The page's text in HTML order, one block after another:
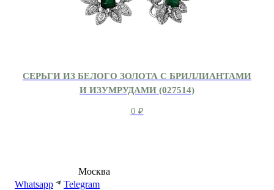
СЕРЬГИ ИЗ БЕЛОГО ЗОЛОТА С БРИЛЛИАНТАМИ
И ИЗУМРУДАМИ (027514)
0 ₽
Москва
Whatsapp
Telegram